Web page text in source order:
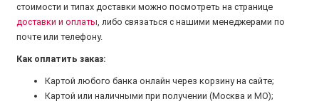
стоимости и типах доставки можно посмотреть на странице
доставки и оплаты , либо связаться с нашими менеджерами по
почте или телефону.
Как оплатить заказ:
Картой любого банка онлайн через корзину на сайте;
Картой или наличными при получении (Москва и МО);